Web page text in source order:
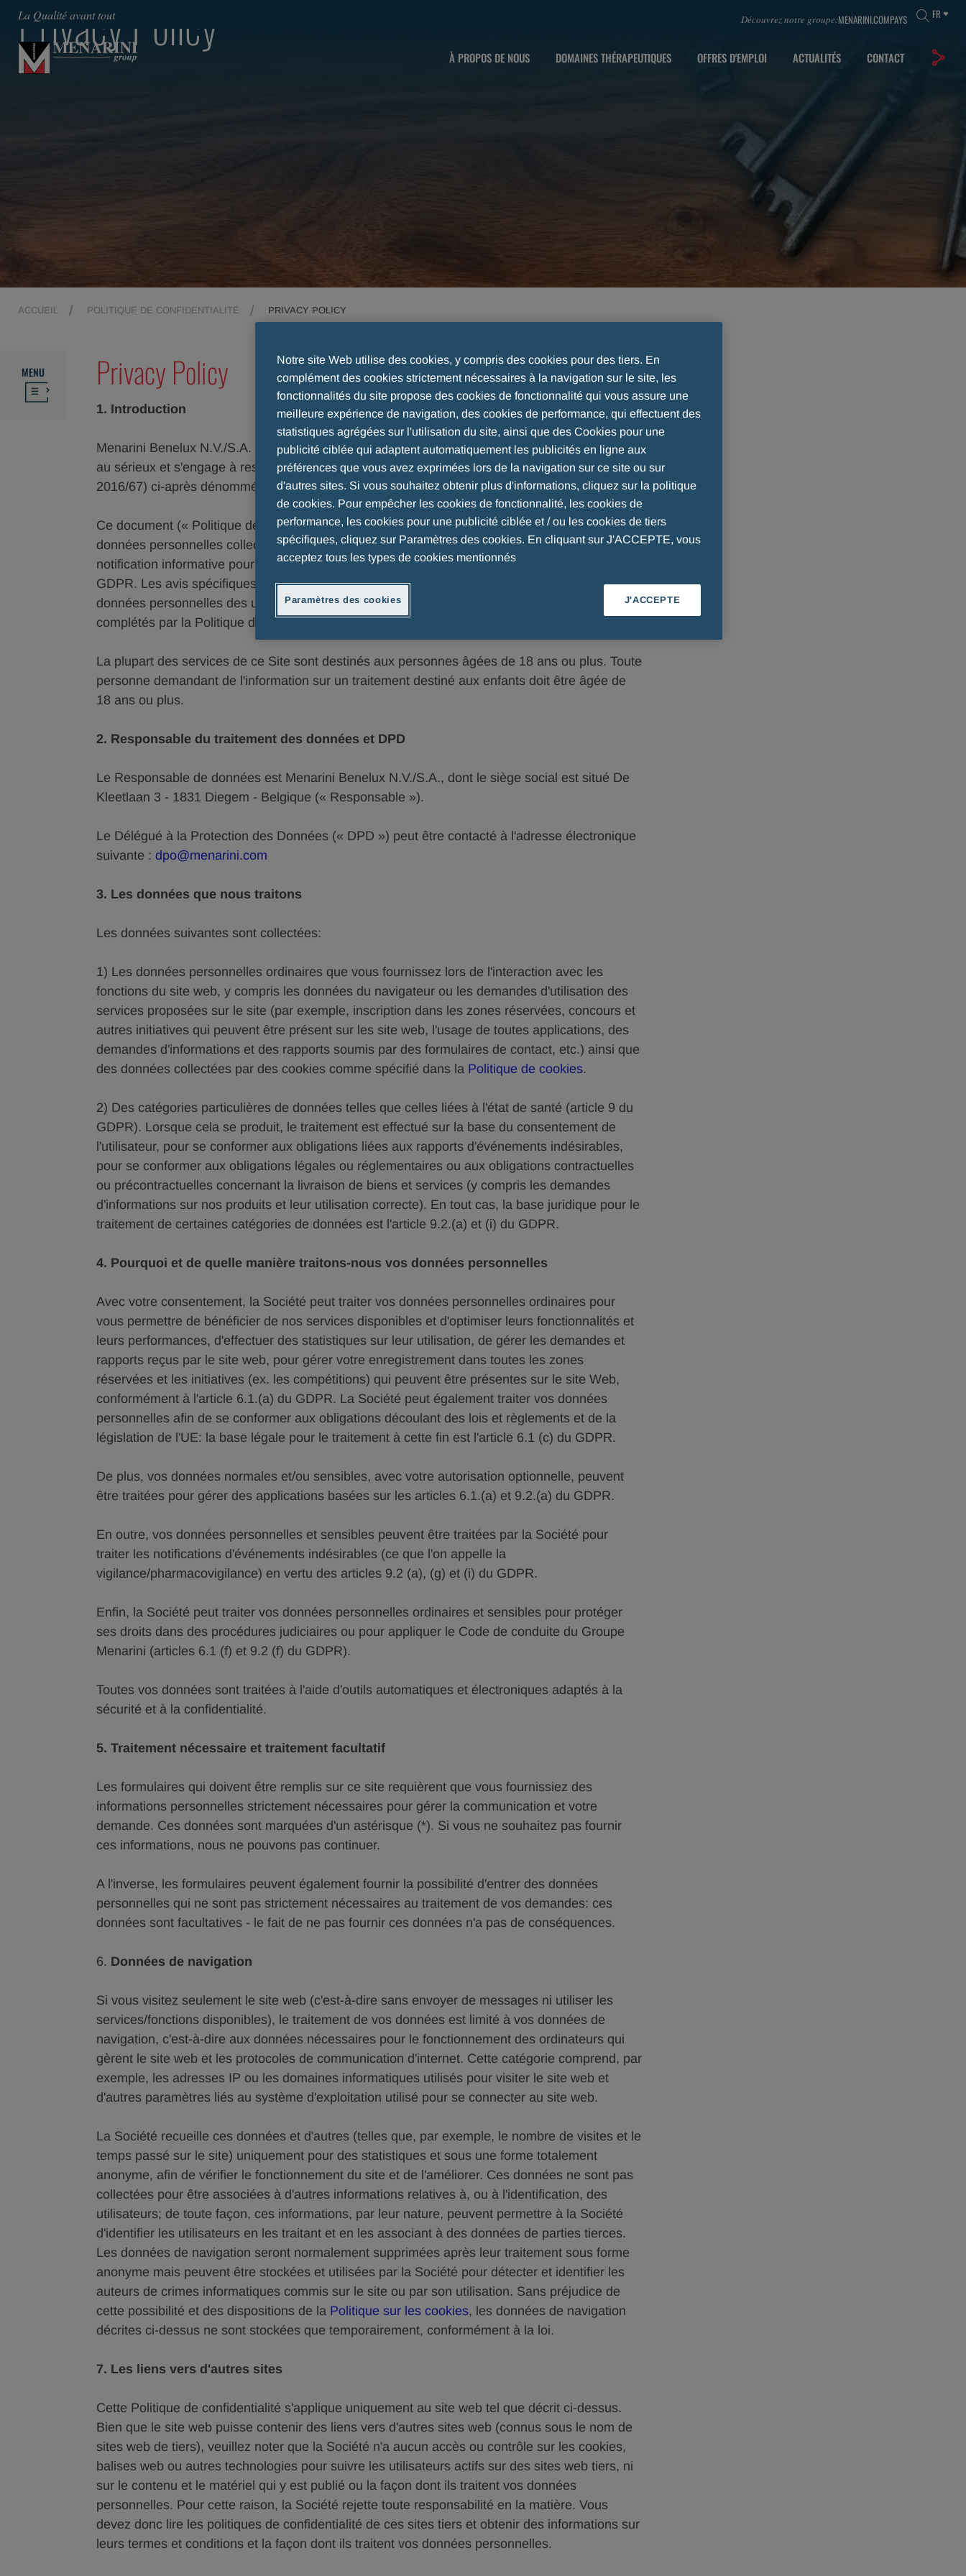
La Qualité avant tout Découvrez notre groupe:MENARINI.COMPAYS FR
À PROPOS DE NOUS DOMAINES THÉRAPEUTIQUES OFFRES D'EMPLOI ACTUALITÉS CONTACT
Privacy Policy
ACCUEIL POLITIQUE DE CONFIDENTIALITÉ PRIVACY POLICY
MENU Privacy Policy
1. Introduction
Menarini Benelux N.V./S.A. (« Société », of « nous ») prend la vie privée de ses utilisateurs très
au sérieux et s'engage à respecter pleinement la législation applicable (Règlement (UE)
2016/67) ci-après dénommée « GDPR »).
Ce document (« Politique de confidentialité ») fournit des informations sur la façon dont les
données personnelles collectées par la Société via le site web, sont traitées et constitue « une
notification informative pour les personnes concernées » dans les conditions de l'art. 13 du
GDPR. Les avis spécifiques sont normalement publiés dans les sections du site web où les
données personnelles des utilisateurs sont collectées ; ceux-ci sont dans tous les cas
complétés par la Politique de confidentialité.
La plupart des services de ce Site sont destinés aux personnes âgées de 18 ans ou plus. Toute
personne demandant de l'information sur un traitement destiné aux enfants doit être âgée de
18 ans ou plus.
2. Responsable du traitement des données et DPD
Le Responsable de données est Menarini Benelux N.V./S.A., dont le siège social est situé De
Kleetlaan 3 - 1831 Diegem - Belgique (« Responsable »).
Le Délégué à la Protection des Données (« DPD ») peut être contacté à l'adresse électronique
suivante :dpo@menarini.com
3. Les données que nous traitons
Les données suivantes sont collectées:
1) Les données personnelles ordinaires que vous fournissez lors de l'interaction avec les
fonctions du site web, y compris les données du navigateur ou les demandes d'utilisation des
services proposées sur le site (par exemple, inscription dans les zones réservées, concours et
autres initiatives qui peuvent être présent sur les site web, l'usage de toutes applications, des
demandes d'informations et des rapports soumis par des formulaires de contact, etc.) ainsi que
des données collectées par des cookies comme spécifié dans la Politique de cookies.
2) Des catégories particulières de données telles que celles liées à l'état de santé (article 9 du
GDPR). Lorsque cela se produit, le traitement est effectué sur la base du consentement de
l'utilisateur, pour se conformer aux obligations liées aux rapports d'événements indésirables,
pour se conformer aux obligations légales ou réglementaires ou aux obligations contractuelles
ou précontractuelles concernant la livraison de biens et services (y compris les demandes
d'informations sur nos produits et leur utilisation correcte). En tout cas, la base juridique pour le
traitement de certaines catégories de données est l'article 9.2.(a) et (i) du GDPR.
4. Pourquoi et de quelle manière traitons-nous vos données personnelles
Avec votre consentement, la Société peut traiter vos données personnelles ordinaires pour
vous permettre de bénéficier de nos services disponibles et d'optimiser leurs fonctionnalités et
leurs performances, d'effectuer des statistiques sur leur utilisation, de gérer les demandes et
rapports reçus par le site web, pour gérer votre enregistrement dans toutes les zones
réservées et les initiatives (ex. les compétitions) qui peuvent être présentes sur le site Web,
conformément à l'article 6.1.(a) du GDPR. La Société peut également traiter vos données
personnelles afin de se conformer aux obligations découlant des lois et règlements et de la
législation de l'UE: la base légale pour le traitement à cette fin est l'article 6.1 (c) du GDPR.
De plus, vos données normales et/ou sensibles, avec votre autorisation optionnelle, peuvent
être traitées pour gérer des applications basées sur les articles 6.1.(a) et 9.2.(a) du GDPR.
En outre, vos données personnelles et sensibles peuvent être traitées par la Société pour
traiter les notifications d'événements indésirables (ce que l'on appelle la
vigilance/pharmacovigilance) en vertu des articles 9.2 (a), (g) et (i) du GDPR.
Enfin, la Société peut traiter vos données personnelles ordinaires et sensibles pour protéger
ses droits dans des procédures judiciaires ou pour appliquer le Code de conduite du Groupe
Menarini (articles 6.1 (f) et 9.2 (f) du GDPR).
Toutes vos données sont traitées à l'aide d'outils automatiques et électroniques adaptés à la
sécurité et à la confidentialité.
5. Traitement nécessaire et traitement facultatif
Les formulaires qui doivent être remplis sur ce site requièrent que vous fournissiez des
informations personnelles strictement nécessaires pour gérer la communication et votre
demande. Ces données sont marquées d'un astérisque (*). Si vous ne souhaitez pas fournir
ces informations, nous ne pouvons pas continuer.
A l'inverse, les formulaires peuvent également fournir la possibilité d'entrer des données
personnelles qui ne sont pas strictement nécessaires au traitement de vos demandes: ces
données sont facultatives - le fait de ne pas fournir ces données n'a pas de conséquences.
6. Données de navigation
Si vous visitez seulement le site web (c'est-à-dire sans envoyer de messages ni utiliser les
services/fonctions disponibles), le traitement de vos données est limité à vos données de
navigation, c'est-à-dire aux données nécessaires pour le fonctionnement des ordinateurs qui
gèrent le site web et les protocoles de communication d'internet. Cette catégorie comprend, par
exemple, les adresses IP ou les domaines informatiques utilisés pour visiter le site web et
d'autres paramètres liés au système d'exploitation utilisé pour se connecter au site web.
La Société recueille ces données et d'autres (telles que, par exemple, le nombre de visites et le
temps passé sur le site) uniquement pour des statistiques et sous une forme totalement
anonyme, afin de vérifier le fonctionnement du site et de l'améliorer. Ces données ne sont pas
collectées pour être associées à d'autres informations relatives à, ou à l'identification, des
utilisateurs; de toute façon, ces informations, par leur nature, peuvent permettre à la Société
d'identifier les utilisateurs en les traitant et en les associant à des données de parties tierces.
Les données de navigation seront normalement supprimées après leur traitement sous forme
anonyme mais peuvent être stockées et utilisées par la Société pour détecter et identifier les
auteurs de crimes informatiques commis sur le site ou par son utilisation. Sans préjudice de
cette possibilité et des dispositions de la Politique sur les cookies, les données de navigation
décrites ci-dessus ne sont stockées que temporairement, conformément à la loi.
7. Les liens vers d'autres sites
Cette Politique de confidentialité s'applique uniquement au site web tel que décrit ci-dessus.
Bien que le site web puisse contenir des liens vers d'autres sites web (connus sous le nom de
sites web de tiers), veuillez noter que la Société n'a aucun accès ou contrôle sur les cookies,
balises web ou autres technologies pour suivre les utilisateurs actifs sur des sites web tiers, ni
sur le contenu et le matériel qui y est publié ou la façon dont ils traitent vos données
personnelles. Pour cette raison, la Société rejette toute responsabilité en la matière. Vous
devez donc lire les politiques de confidentialité de ces sites tiers et obtenir des informations sur
leurs termes et conditions et la façon dont ils traitent vos données personnelles.
Notre site Web utilise des cookies, y compris des cookies pour des tiers. En
complément des cookies strictement nécessaires à la navigation sur le site, les
fonctionnalités du site propose des cookies de fonctionnalité qui vous assure une
meilleure expérience de navigation, des cookies de performance, qui effectuent des
statistiques agrégées sur l'utilisation du site, ainsi que des Cookies pour une
publicité ciblée qui adaptent automatiquement les publicités en ligne aux
préférences que vous avez exprimées lors de la navigation sur ce site ou sur
d'autres sites. Si vous souhaitez obtenir plus d'informations, cliquez sur la politique
de cookies. Pour empêcher les cookies de fonctionnalité, les cookies de
performance, les cookies pour une publicité ciblée et / ou les cookies de tiers
spécifiques, cliquez sur Paramètres des cookies. En cliquant sur J'ACCEPTE, vous
acceptez tous les types de cookies mentionnés
Paramètres des cookies J'ACCEPTE